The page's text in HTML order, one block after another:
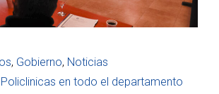
, Gobierno, Noticias
en todo el departamento